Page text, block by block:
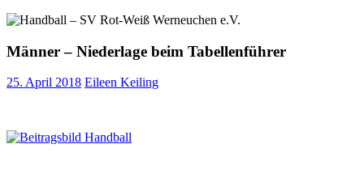
Männer – Niederlage beim Tabellenführer
25. April 2018 Eileen Keiling